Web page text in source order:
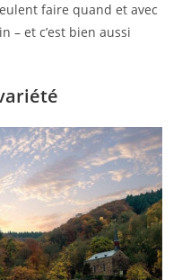
faire quand et avec
– et c’est bien aussi